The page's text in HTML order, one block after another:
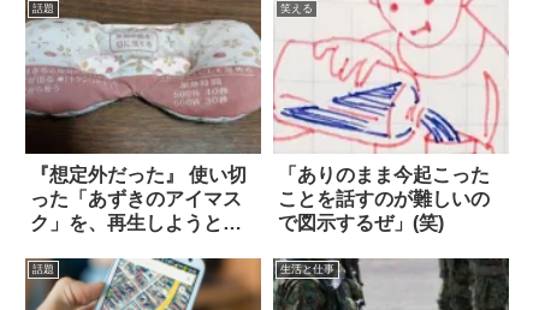
話題
『想定外だった』 使い切
った「あずきのアイマス
ク」を、再生しようと試
笑える
「ありのまま今起こった
ことを話すのが難しいの
で図示するぜ」(笑)
話題 生活と仕事